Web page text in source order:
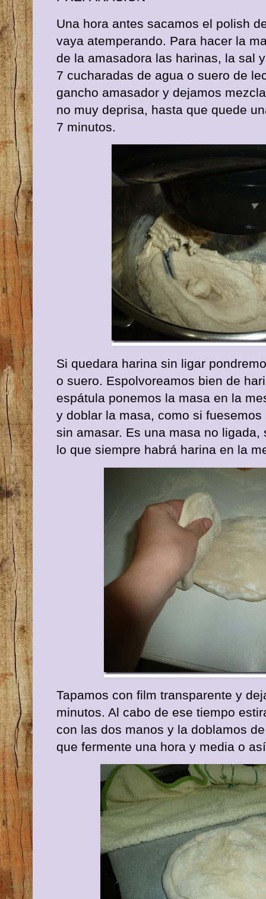
Una hora antes sacamos el polish
vaya atemperando. Para hacer la
de la amasadora las harinas, la sal
7 cucharadas de agua o suero de
gancho amasador y dejamos
no muy deprisa, hasta que quede
7 minutos.
Si quedara harina sin ligar
o suero. Espolvoreamos bien de
espátula ponemos la masa en la
y doblar la masa, como si
sin amasar. Es una masa no
lo que siempre habrá harina en la
Tapamos con film transparente y
minutos. Al cabo de ese tiempo
con las dos manos y la doblamos
que fermente una hora y media o